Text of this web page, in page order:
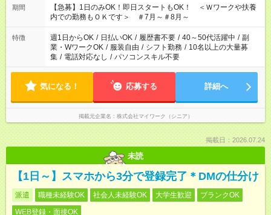
期間
【急募】1日のみOK！即日スタートもOK！ ＜Ｗワークや扶養
内での勤務もＯＫです＞ ＃7月～＃8月～
特徴 週1日からOK / 日払いOK / 履歴書不要 / 40～50代活躍中 / 副
業・WワークOK / 服装自由 / シフト勤務 / 10名以上の大量募
集 / 電話対応なし / パソコンスキル不要
気になる！ 応募する 詳細へ
掲載元企業名 株式会社マイワーク（シニア）
掲載日：2026.07.24
未読
【1日～】スマホから3分で登録完了＊DMの仕分け
派遣 職種未経験OK 社会人未経験OK 大学生歓迎
ブランクOK
WEB登録・面接OK